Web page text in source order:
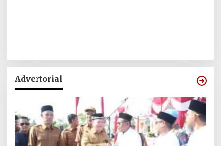
Advertorial